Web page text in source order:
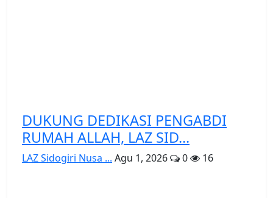
DUKUNG DEDIKASI PENGABDI
RUMAH ALLAH, LAZ SID...
LAZ Sidogiri Nusa ... Agu 1, 2026 0 16